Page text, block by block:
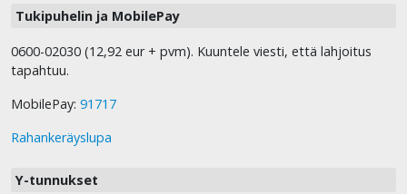
Tukipuhelin ja MobilePay
0600-02030 (12,92 eur + pvm). Kuuntele viesti, että lahjoitus
tapahtuu.
MobilePay: 91717
Rahankeräyslupa
Y-tunnukset